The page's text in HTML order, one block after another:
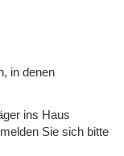
in denen
ins Haus
Sie sich bitte